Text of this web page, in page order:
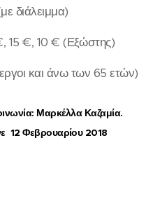
διάλειμμα)
15 €, 10 € (Εξώστης)
και άνω των 65 ετών)
Μαρκέλλα Καζαμία.
12 Φεβρουαρίου 2018